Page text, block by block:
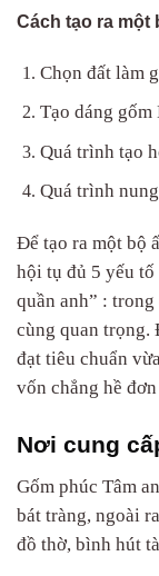
Cách tạo ra một
Chọn đất làm
Tạo dáng gốm
Quá trình tạo
Quá trình
Để tạo ra một bộ
hội tụ đủ 5 yếu tố
quần anh” :
cùng quan trọng.
đạt tiêu chuẩn
vốn chẳng hề
Nơi cung
Gốm phúc Tâm
bát tràng, ngoài
đồ thờ, bình hút